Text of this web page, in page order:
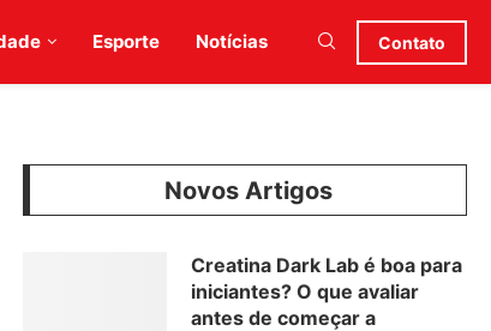
Esporte Notícias Contato
Novos Artigos
Creatina Dark Lab é boa para
iniciantes? O que avaliar
antes de começar a